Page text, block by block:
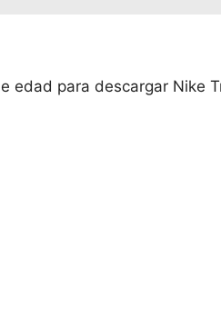
edad para descargar Nike